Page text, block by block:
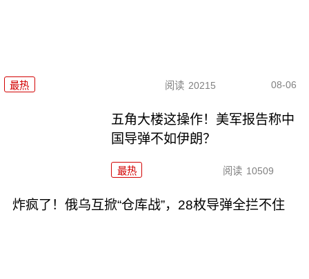
最热 阅读 20215 08-06
五角大楼这操作！美军报告称中
国导弹不如伊朗？
最热 阅读 10509
炸疯了！俄乌互掀“仓库战”，28枚导弹全拦不住